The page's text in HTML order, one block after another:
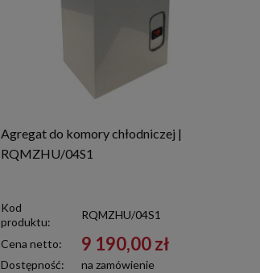
Agregat do komory chłodniczej |
RQMZHU/04S1
Kod
produktu:
RQMZHU/04S1
Cena netto: 9 190,00 zł
Dostępność: na zamówienie